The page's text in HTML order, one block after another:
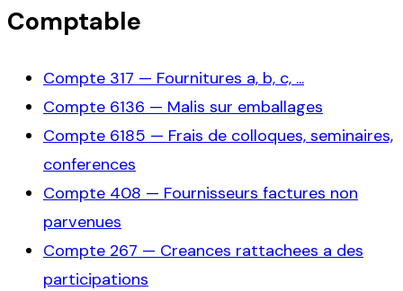
Comptable
Compte 317 — Fournitures a, b, c, ...
Compte 6136 — Malis sur emballages
Compte 6185 — Frais de colloques, seminaires,
conferences
Compte 408 — Fournisseurs factures non
parvenues
Compte 267 — Creances rattachees a des
participations